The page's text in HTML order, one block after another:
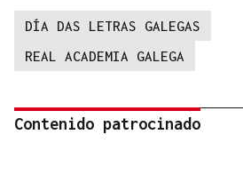
DÍA DAS LETRAS GALEGAS
REAL ACADEMIA GALEGA
Contenido patrocinado